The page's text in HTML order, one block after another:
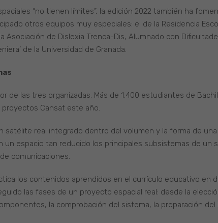
“no tienen límites”, la edición 2022 también ha
otros equipos muy especiales: el de la Residencia
Asociación de Dislexia Trenca-Dis, Alumnado con
de la Universidad de Granada.
de las tres organizadas. Más de 1.400 estudiantes de
Cansat este año.
satélite real integrado dentro del volumen y la forma de
un espacio tan reducido los principales subsistemas de un
comunicaciones.
los contenidos aprendidos en el currículo educativo en
las fases de un proyecto espacial real: desde la
la comprobación del sistema, la preparación del